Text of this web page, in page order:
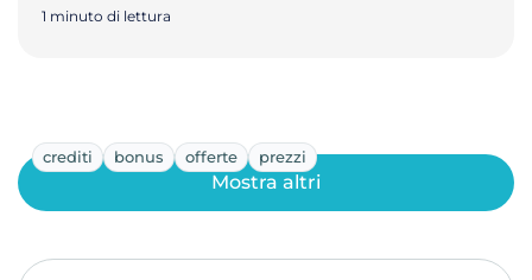
1 minuto di lettura
crediti bonus offerte prezzi
Mostra altri